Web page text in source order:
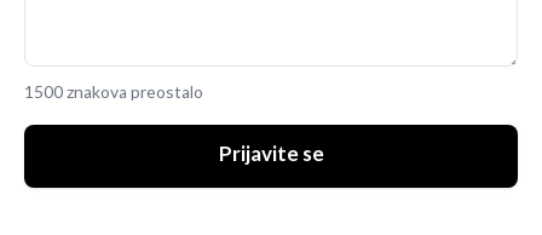
1500 znakova preostalo
Prijavite se